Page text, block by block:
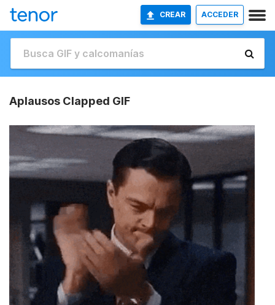
CREAR ACCEDER
Aplausos Clapped GIF